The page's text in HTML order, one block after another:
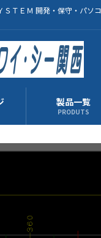
ＴＥＭ 開発・保守・パソ
製品一覧
PRODUTS